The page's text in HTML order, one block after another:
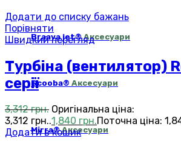
Braava jet®Аксесуари
Scooba® Аксесуари
Mirra®Аксесуари
Додати до списку бажань
Порівняти
Швидкий перегляд
Турбіна (вентилятор)
серії
3,312грн. Оригінальна ціна:
3,312 грн..1,840 грн.Поточна ціна:
Додати в кошик